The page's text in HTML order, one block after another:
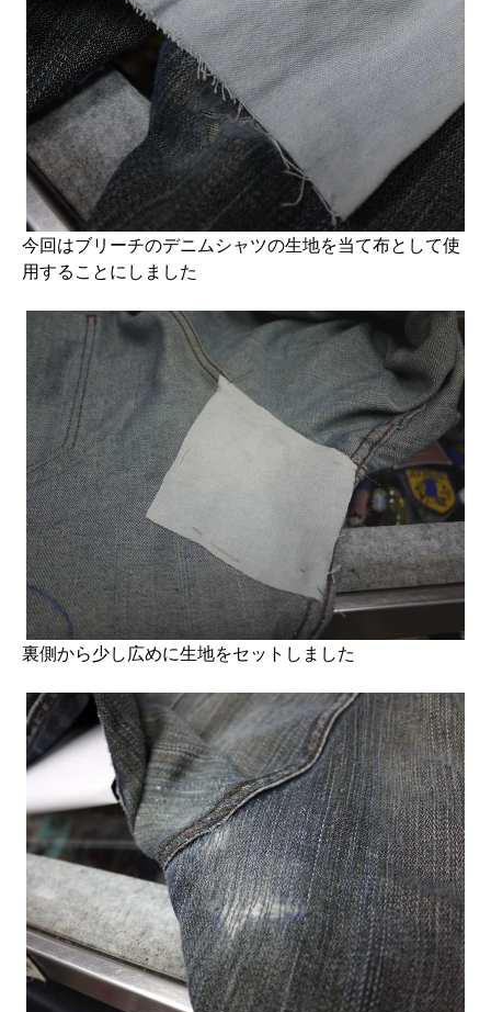
今回はブリーチのデニムシャツの生地を当て布として使
用することにしました
裏側から少し広めに生地をセットしました